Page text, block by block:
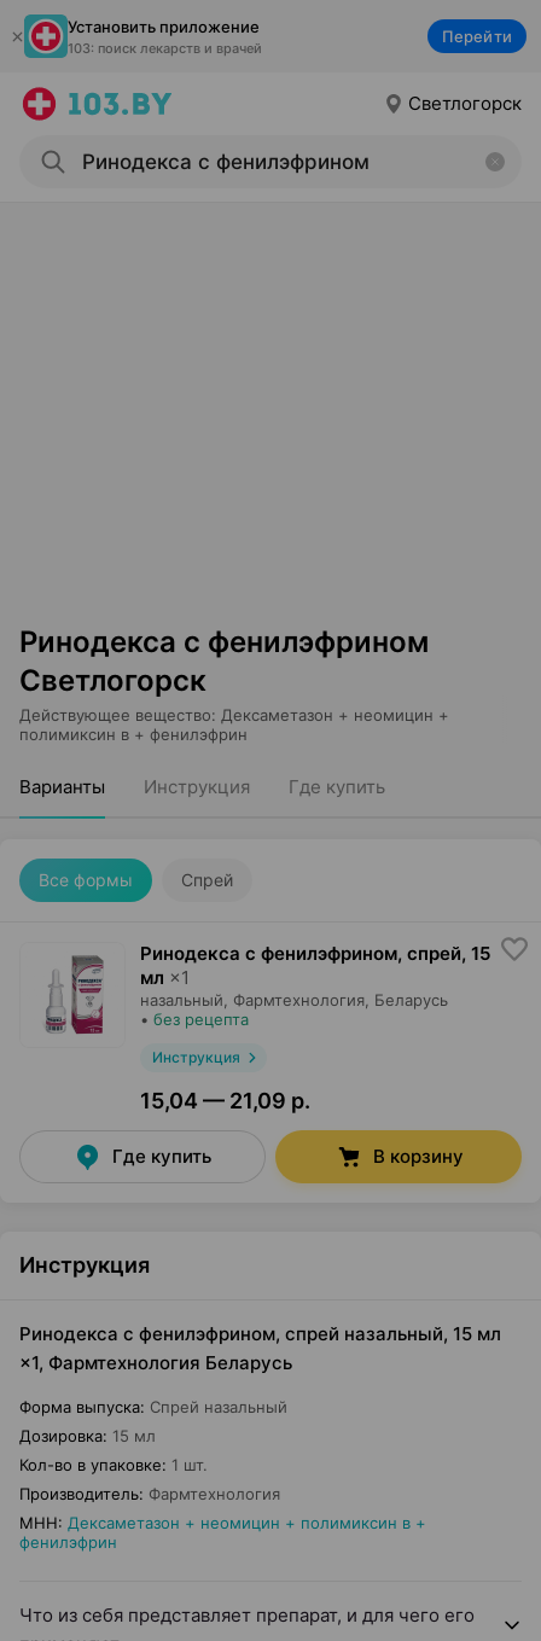
Установить приложение
103: поиск лекарств и врачей
Перейти
Светлогорск
Ринодекса с фенилэфрином
Светлогорск
Действующее вещество: Дексаметазон + неомицин +
полимиксин в + фенилэфрин
Варианты Инструкция Где купить
Все формы Спрей
Ринодекса с фенилэфрином, спрей, 15
мл ×1
назальный, Фармтехнология , Беларусь
• без рецепта
Инструкция
15,04 — 21,09 р.
Где купить В корзину
Инструкция
Ринодекса с фенилэфрином, спрей назальный, 15 мл
×1, Фармтехнология Беларусь
Форма выпуска: Спрей назальный
Дозировка: 15 мл
Кол-во в упаковке: 1 шт.
Производитель: Фармтехнология
МНН: Дексаметазон + неомицин + полимиксин в +
фенилэфрин
Что из себя представляет препарат, и для чего его